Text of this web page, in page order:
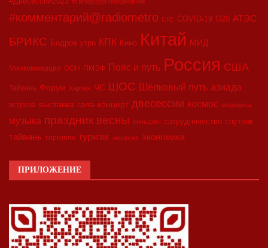
#комментарий@radiometro CIIE COVID-19 G20 АТЭС
БРИКС Бодрое утро КПК Кино Китай МИД
Минкоммерции ООН ПМЭФ Пояс и путь Россия США
Тайвань Форум Харбин ЧС ШОС Шёлковый путь азиада
встреча выставка гала-концерт двесессии космос медицина
музыка праздник весны синьцзян сотрудничество спутник
тайвань торговля туризм экология экономика
ПРИЛОЖЕНИЕ